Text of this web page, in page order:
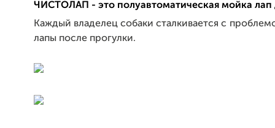
ЧИСТОЛАП - это полуавтоматическая мойка лап
Каждый владелец собаки сталкивается с
лапы после прогулки.